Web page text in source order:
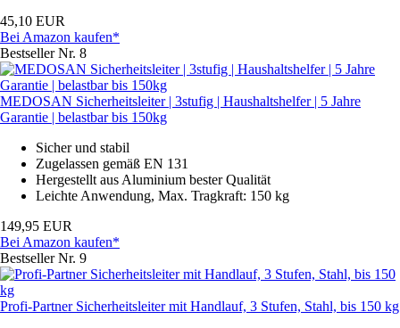
45,10 EUR
Bei Amazon kaufen*
Bestseller Nr. 8
MEDOSAN Sicherheitsleiter | 3stufig | Haushaltshelfer | 5 Jahre
Garantie | belastbar bis 150kg
Sicher und stabil
Zugelassen gemäß EN 131
Hergestellt aus Aluminium bester Qualität
Leichte Anwendung, Max. Tragkraft: 150 kg
149,95 EUR
Bei Amazon kaufen*
Bestseller Nr. 9
Profi-Partner Sicherheitsleiter mit Handlauf, 3 Stufen, Stahl, bis 150 kg